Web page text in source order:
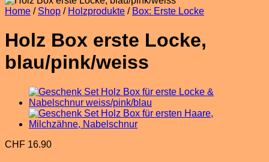
Home / Shop / Holzprodukte / Box: Erste Locke
Holz Box erste Locke,
blau/pink/weiss
CHF 16.90